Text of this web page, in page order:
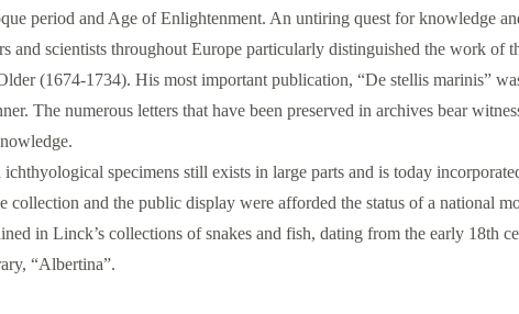
period and Age of Enlightenment. An untiring quest for knowledge
and scientists throughout Europe particularly distinguished the work of
(1674-1734). His most important publication, “De stellis marinis”
The numerous letters that have been preserved in archives bear
specimens still exists in large parts and is today
and the public display were afforded the status of a national
in Linck’s collections of snakes and fish, dating from the early 18th
“Albertina”.